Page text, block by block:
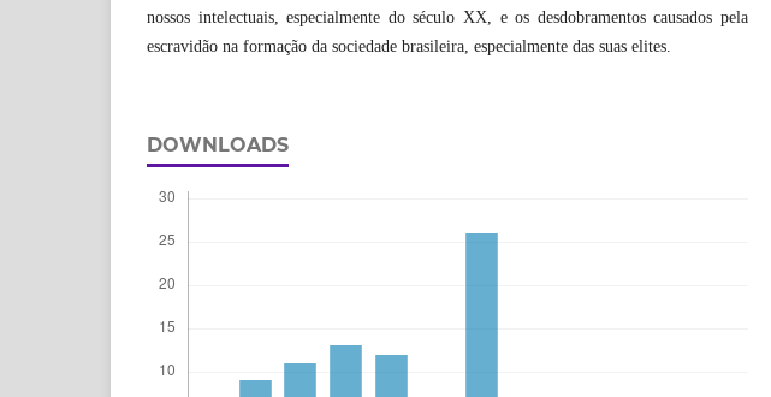
nossos intelectuais, especialmente do século XX, e os desdobramentos causados pela
escravidão na formação da sociedade brasileira, especialmente das suas elites.
DOWNLOADS